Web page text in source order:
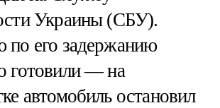
Украины (СБУ).
по его задержанию
готовили — на
автомобиль остановил